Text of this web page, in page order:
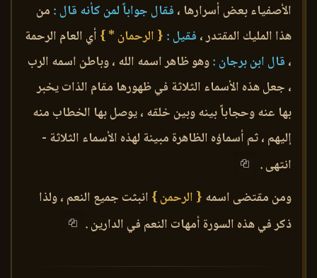
الأصفياء بعض أسرارها ، فقال جواباً لمن كأنه قال : من
هذا المليك المقتدر ، فقيل : { الرحمان * } أي العام الرحمة
، قال ابن برجان :وهو ظاهر اسمه الله ، وباطن اسمه الرب
، جعل هذه الأسماء الثلاثة في ظهورها مقام الذات يخبر
بها عنه وحجاباً بينه وبين خلقه ، يوصل بها الخطاب منه
إليهم ، ثم أسماؤه الظاهرة مبينة لهذه الأسماء الثلاثة -
انتهى .
ومن مقتضى اسمه { الرحمن } انبثت جميع النعم ، ولذا
ذكر في هذه السورة أمهات النعم في الدارين .